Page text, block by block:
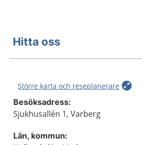
Hitta oss
Större karta och reseplanerare
Besöksadress:
Sjukhusallén 1, Varberg
Län, kommun: